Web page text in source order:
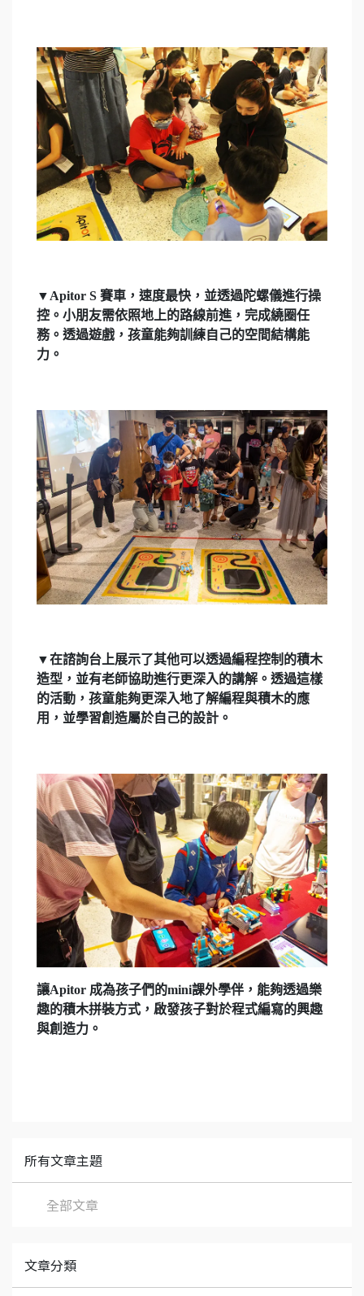
▼Apitor S 賽車，速度最快，並透過陀螺儀進行操
控。小朋友需依照地上的路線前進，完成繞圈任
務。透過遊戲，孩童能夠訓練自己的空間結構能
力。
▼在諮詢台上展示了其他可以透過編程控制的積木
造型，並有老師協助進行更深入的講解。透過這樣
的活動，孩童能夠更深入地了解編程與積木的應
用，並學習創造屬於自己的設計。
讓Apitor 成為孩子們的mini課外學伴，能夠透過樂
趣的積木拼裝方式，啟發孩子對於程式編寫的興趣
與創造力。
所有文章主題
全部文章
文章分類